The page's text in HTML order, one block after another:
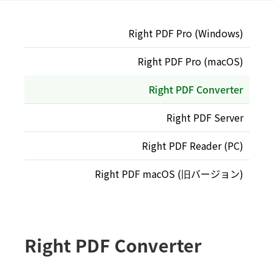
Right PDF Pro (Windows)
Right PDF Pro (macOS)
Right PDF Converter
Right PDF Server
Right PDF Reader (PC)
Right PDF macOS (旧バージョン)
Right PDF Converter